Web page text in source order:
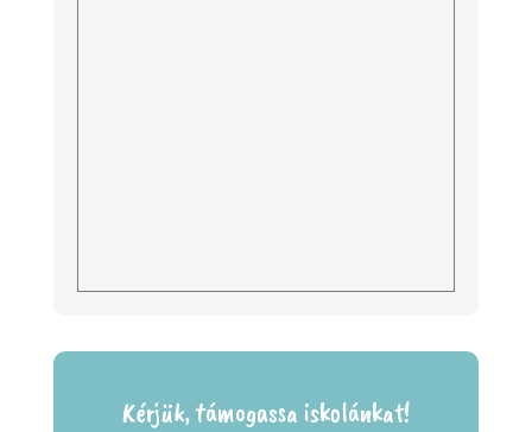
Kérjük, támogassa iskolánkat!